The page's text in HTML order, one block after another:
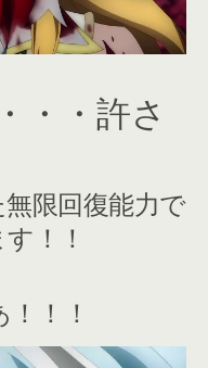
・・許さ
限回復能力で
！！
！！